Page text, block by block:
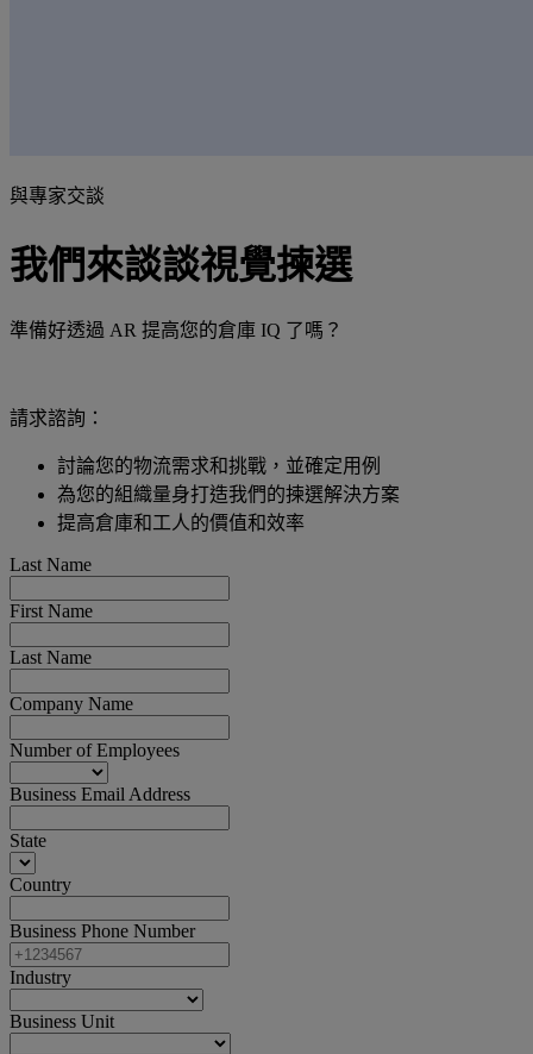
與專家交談
我們來談談視覺揀選
準備好透過 AR 提高您的倉庫 IQ 了嗎？
請求諮詢：
討論您的物流需求和挑戰，並確定用例
為您的組織量身打造我們的揀選解決方案
提高倉庫和工人的價值和效率
Last Name
First Name
Last Name
Company Name
Number of Employees
Business Email Address
State
Country
Business Phone Number
Industry
Business Unit